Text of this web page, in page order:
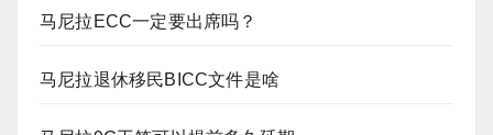
马尼拉ECC一定要出席吗？
马尼拉退休移民BICC文件是啥